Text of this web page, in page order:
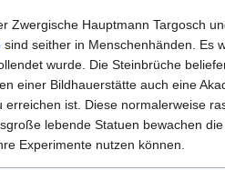
Hauptmann Targosch
sind seither in Menschenhänden. Es
wurde. Die Steinbrüche
einer Bildhauerstätte auch eine
ist. Diese normalerweise
lebende Statuen bewachen
Experimente nutzen können.